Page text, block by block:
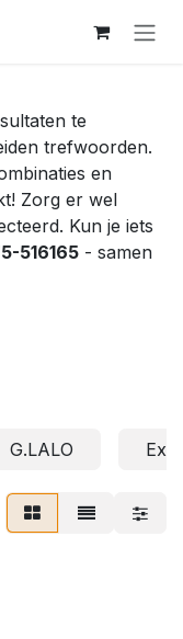
te
trefwoorden.
en
Zorg er wel
Kun je iets
516165 - samen
G.LALO